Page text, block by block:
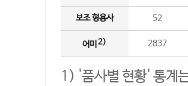
보조 형용사 52
어미 2) 2837
1) '품사별 현황' 통계